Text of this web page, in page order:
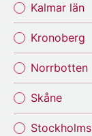
Kalmar län
Kronoberg
Norrbotten
Skåne